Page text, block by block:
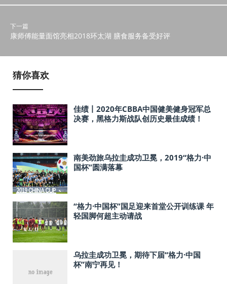
下一篇
康师傅能量面馆亮相2018环太湖 膳食服务备受好评
猜你喜欢
佳绩丨2020年CBBA中国健美健身冠军总
决赛，黑格力斯战队创历史最佳成绩！
南美劲旅乌拉圭成功卫冕，2019“格力·中
国杯”圆满落幕
“格力·中国杯”国足迎来首堂公开训练课 年
轻国脚何超主动请战
乌拉圭成功卫冕，期待下届“格力·中国
杯”南宁再见！